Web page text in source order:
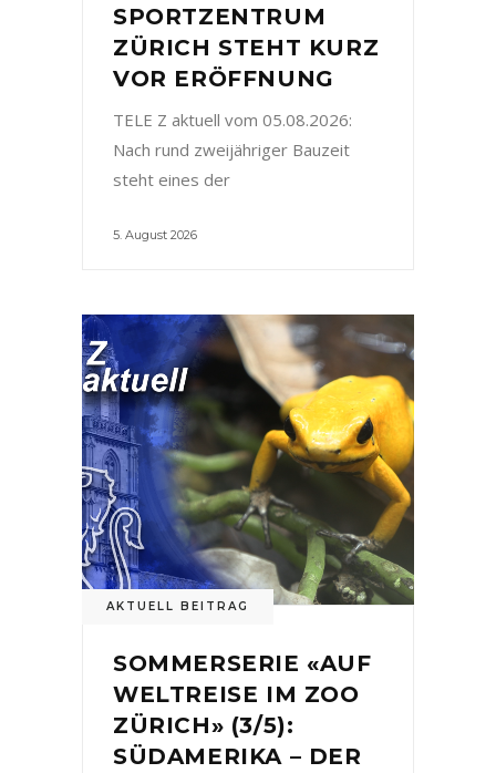
SPORTZENTRUM
ZÜRICH STEHT KURZ
VOR ERÖFFNUNG
TELE Z aktuell vom 05.08.2026:
Nach rund zweijähriger Bauzeit
steht eines der
5. August 2026
AKTUELL BEITRAG
SOMMERSERIE «AUF
WELTREISE IM ZOO
ZÜRICH» (3/5):
SÜDAMERIKA – DER